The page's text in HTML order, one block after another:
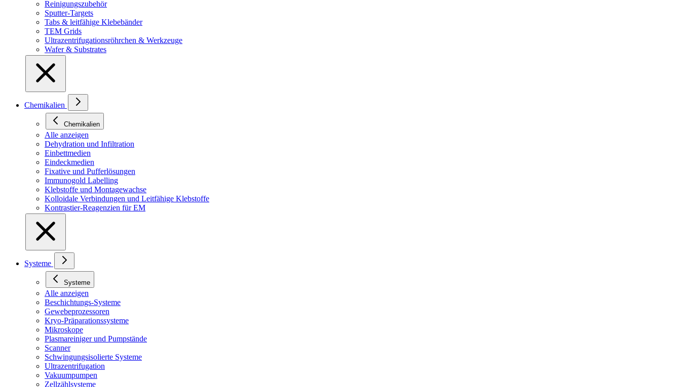
Reinigungszubehör
Sputter-Targets
Tabs & leitfähige Klebebänder
TEM Grids
Ultrazentrifugationsröhrchen & Werkzeuge
Wafer & Substrates
Chemikalien
Chemikalien
Alle anzeigen
Dehydration und Infiltration
Einbettmedien
Eindeckmedien
Fixative und Pufferlösungen
Immunogold Labelling
Klebstoffe und Montagewachse
Kolloidale Verbindungen und Leitfähige Klebstoffe
Kontrastier-Reagenzien für EM
Systeme
Systeme
Alle anzeigen
Beschichtungs-Systeme
Gewebeprozessoren
Kryo-Präparationssysteme
Mikroskope
Plasmareiniger und Pumpstände
Scanner
Schwingungsisolierte Systeme
Ultrazentrifugation
Vakuumpumpen
Zellzählsysteme